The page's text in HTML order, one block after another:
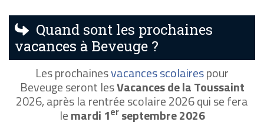
Quand sont les prochaines
vacances à Beveuge ?
Les prochainesvacances scolairespour
Beveuge seront lesVacances de la Toussaint
2026, après la rentrée scolaire 2026 qui se fera
lemardi 1erseptembre 2026